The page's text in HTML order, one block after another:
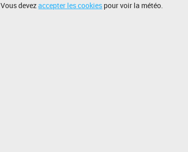
Vous devezaccepter les cookies pour voir la météo.